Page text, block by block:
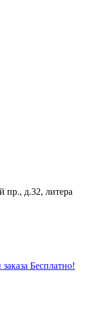
пр., д.32, литера
Бесплатно!